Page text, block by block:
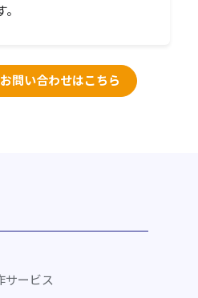
問い合わせはこちら
サービス